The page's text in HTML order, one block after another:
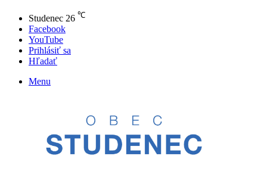
Studenec 26 ℃
Facebook
YouTube
Prihlásiť sa
Hľadať
Menu